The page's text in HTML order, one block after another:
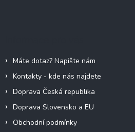
Máte dotaz? Napište nám
Kontakty - kde nás najdete
Doprava Česká republika
Doprava Slovensko a EU
Obchodní podmínky